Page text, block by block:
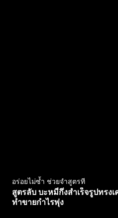
อร่อยไม่ซ้ำ ช่วยจำสูตรที
สูตรลับ บะหมี่กึ่งสำเร็จรูปทรงเ
ทำขายกำไรพุ่ง